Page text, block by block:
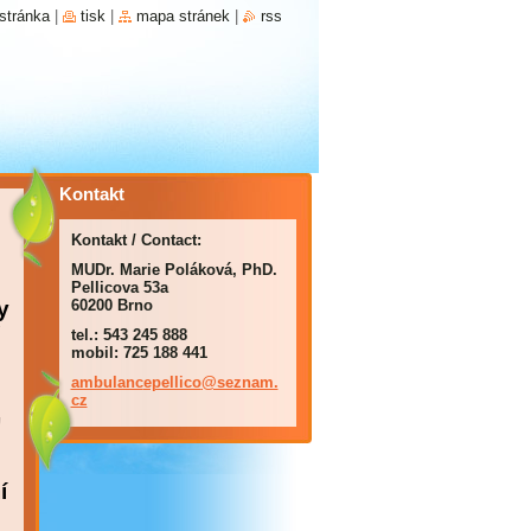
Kontakt
Kontakt / Contact:
MUDr. Marie Poláková, PhD.
Pellicova 53a
60200 Brno
tel.: 543 245 888
mobil: 725 188 441
ambulancepellico@seznam.
cz
tisk mapa stránek rss